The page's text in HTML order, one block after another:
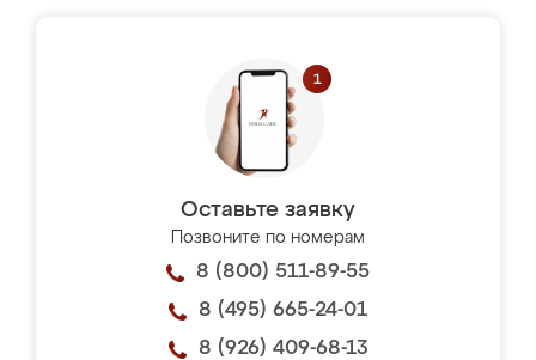
Оставьте заявку
Позвоните по номерам
8 (800) 511-89-55
8 (495) 665-24-01
8 (926) 409-68-13